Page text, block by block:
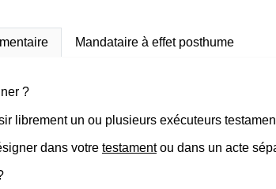
Mandataire à effet posthume
?
librement un ou plusieurs exécuteurs
dans votre testamentou dans un acte